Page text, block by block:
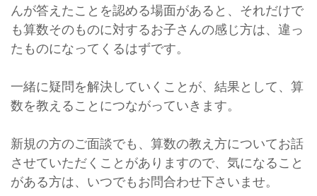
んが答えたことを認める場面があると、それだけで
も算数そのものに対するお子さんの感じ方は、違っ
たものになってくるはずです。
一緒に疑問を解決していくことが、結果として、算
数を教えることにつながっていきます。
新規の方のご面談でも、算数の教え方についてお話
させていただくことがありますので、気になること
がある方は、いつでもお問合わせ下さいませ。